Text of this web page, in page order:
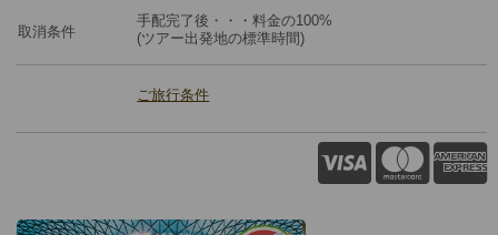
取消条件
手配完了後・・・料金の100%
(ツアー出発地の標準時間)
ご旅行条件